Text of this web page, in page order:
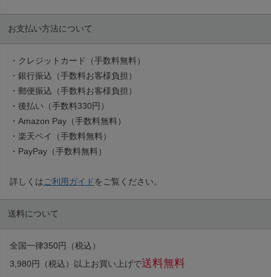
お支払い方法について
・クレジットカード（手数料無料）
・銀行振込（手数料お客様負担）
・郵便振込（手数料お客様負担）
・後払い（手数料330円）
・Amazon Pay（手数料無料）
・楽天ペイ（手数料無料）
・PayPay（手数料無料）
詳しくはご利用ガイド をご覧ください。
送料について
全国一律350円（税込）
3,980円（税込）以上お買い上げで送料無料